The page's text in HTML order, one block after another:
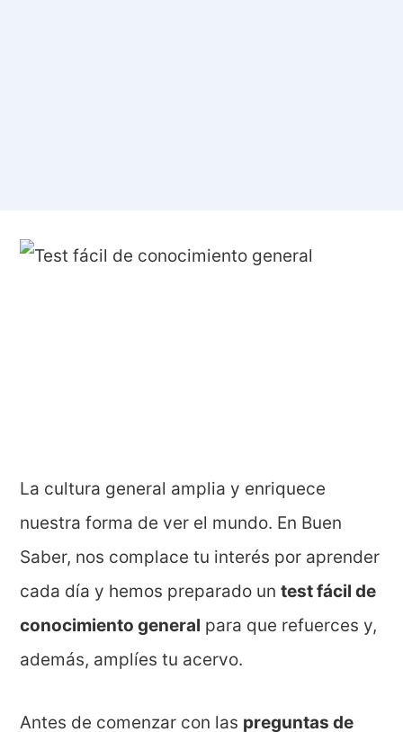
La cultura general amplia y enriquece
nuestra forma de ver el mundo. En Buen
Saber, nos complace tu interés por aprender
cada día y hemos preparado untest fácil de
conocimiento general para que refuerces y,
además, amplíes tu acervo.
Antes de comenzar con las preguntas de